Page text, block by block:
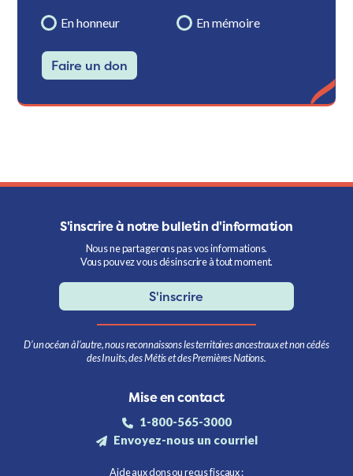
En honneur En mémoire
Faire un don
S'inscrire à notre bulletin d'information
Nous ne partagerons pas vos informations.
Vous pouvez vous désinscrire à tout moment.
S'inscrire
D’un océan à l’autre, nous reconnaissons les territoires ancestraux et non cédés
des Inuits, des Métis et des Premières Nations.
Mise en contact
1-800-565-3000
Envoyez-nous un courriel
Aide aux dons ou reçus fiscaux :